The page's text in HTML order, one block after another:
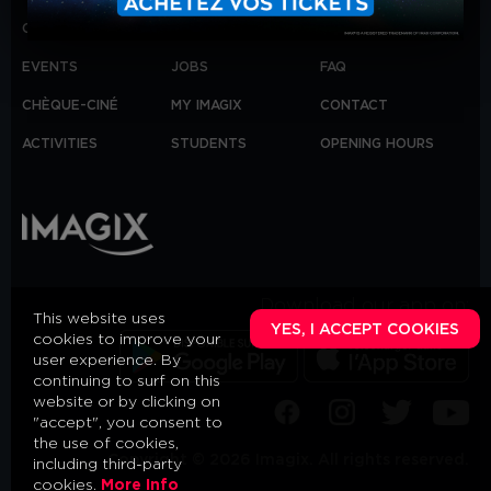
COMING SOON
EVENTS
CHÈQUE-CINÉ
ACTIVITIES
JOBS
MY IMAGIX
STUDENTS
FAQ
CONTACT
OPENING HOURS
Copyright © 2026 Imagix. All rights reserved.
Download our app on:
This website uses
cookies to improve your
user experience. By
continuing to surf on this
website or by clicking on
"accept", you consent to
the use of cookies,
including third-party
cookies.
More Info
YES, I ACCEPT COOKIES